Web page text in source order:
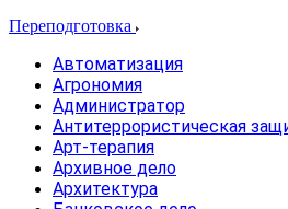
Переподготовка
Автоматизация
Агрономия
Администратор
Антитеррористическая
Арт-терапия
Архивное дело
Архитектура